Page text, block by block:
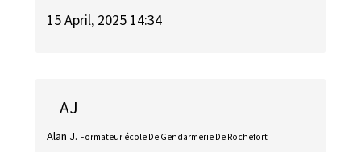
15 April, 2025 14:34
AJ
Alan J. Formateur école De Gendarmerie De Rochefort